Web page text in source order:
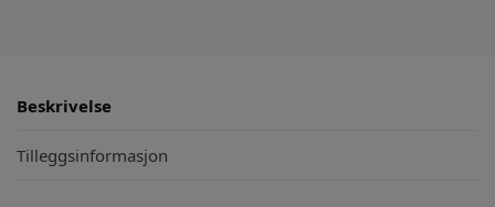
Beskrivelse
Tilleggsinformasjon